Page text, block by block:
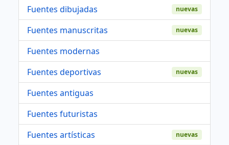
Fuentes dibujadas
nuevas
Fuentes manuscritas nuevas
Fuentes modernas
Fuentes deportivas
nuevas
Fuentes antiguas
Fuentes futuristas
Fuentes artísticas
nuevas